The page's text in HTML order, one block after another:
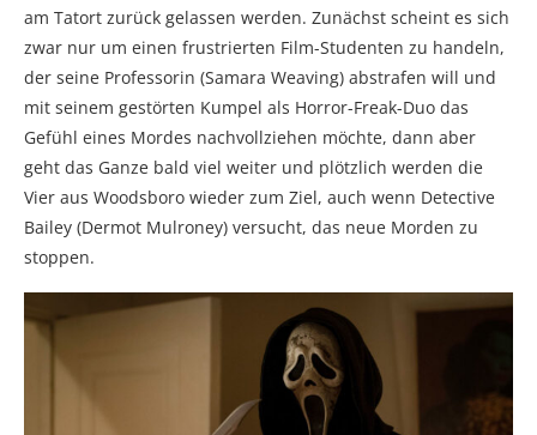
am Tatort zurück gelassen werden. Zunächst scheint es sich
zwar nur um einen frustrierten Film-Studenten zu handeln,
der seine Professorin (Samara Weaving) abstrafen will und
mit seinem gestörten Kumpel als Horror-Freak-Duo das
Gefühl eines Mordes nachvollziehen möchte, dann aber
geht das Ganze bald viel weiter und plötzlich werden die
Vier aus Woodsboro wieder zum Ziel, auch wenn Detective
Bailey (Dermot Mulroney) versucht, das neue Morden zu
stoppen.